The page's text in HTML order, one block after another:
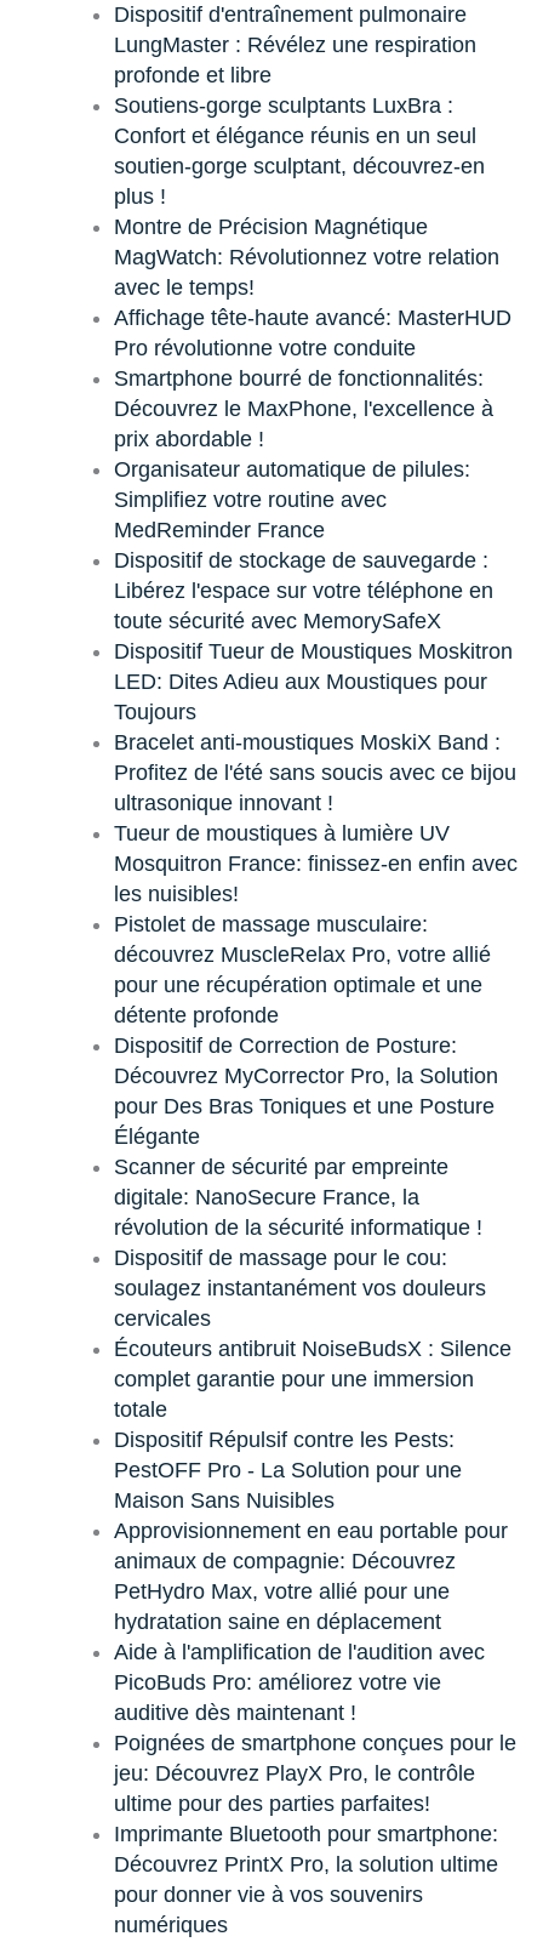
Dispositif d'entraînement pulmonaire
LungMaster : Révélez une respiration
profonde et libre
Soutiens-gorge sculptants LuxBra :
Confort et élégance réunis en un seul
soutien-gorge sculptant, découvrez-en
plus !
Montre de Précision Magnétique
MagWatch: Révolutionnez votre relation
avec le temps!
Affichage tête-haute avancé: MasterHUD
Pro révolutionne votre conduite
Smartphone bourré de fonctionnalités:
Découvrez le MaxPhone, l'excellence à
prix abordable !
Organisateur automatique de pilules:
Simplifiez votre routine avec
MedReminder France
Dispositif de stockage de sauvegarde :
Libérez l'espace sur votre téléphone en
toute sécurité avec MemorySafeX
Dispositif Tueur de Moustiques Moskitron
LED: Dites Adieu aux Moustiques pour
Toujours
Bracelet anti-moustiques MoskiX Band :
Profitez de l'été sans soucis avec ce bijou
ultrasonique innovant !
Tueur de moustiques à lumière UV
Mosquitron France: finissez-en enfin avec
les nuisibles!
Pistolet de massage musculaire:
découvrez MuscleRelax Pro, votre allié
pour une récupération optimale et une
détente profonde
Dispositif de Correction de Posture:
Découvrez MyCorrector Pro, la Solution
pour Des Bras Toniques et une Posture
Élégante
Scanner de sécurité par empreinte
digitale: NanoSecure France, la
révolution de la sécurité informatique !
Dispositif de massage pour le cou:
soulagez instantanément vos douleurs
cervicales
Écouteurs antibruit NoiseBudsX : Silence
complet garantie pour une immersion
totale
Dispositif Répulsif contre les Pests:
PestOFF Pro - La Solution pour une
Maison Sans Nuisibles
Approvisionnement en eau portable pour
animaux de compagnie: Découvrez
PetHydro Max, votre allié pour une
hydratation saine en déplacement
Aide à l'amplification de l'audition avec
PicoBuds Pro: améliorez votre vie
auditive dès maintenant !
Poignées de smartphone conçues pour le
jeu: Découvrez PlayX Pro, le contrôle
ultime pour des parties parfaites!
Imprimante Bluetooth pour smartphone:
Découvrez PrintX Pro, la solution ultime
pour donner vie à vos souvenirs
numériques